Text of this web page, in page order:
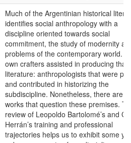
Much of the Argentinian historical
identifies social anthropology with a
discipline oriented towards social
commitment, the study of modernity
problems of the contemporary world.
own crafters assisted in producing that
literature: anthropologists that were
and contributed in historizing the
subdiscipline. Nonetheless, there are
works that question these premises.
review of Leopoldo Bartolomé’s and
Herrán’s training and professional
trajectories helps us to exhibit some yet